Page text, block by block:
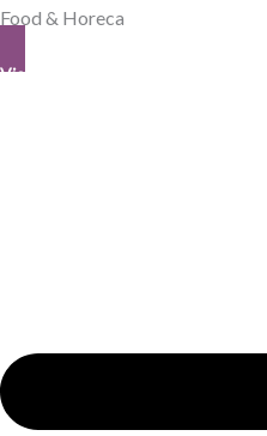
Food & Horeca
View All